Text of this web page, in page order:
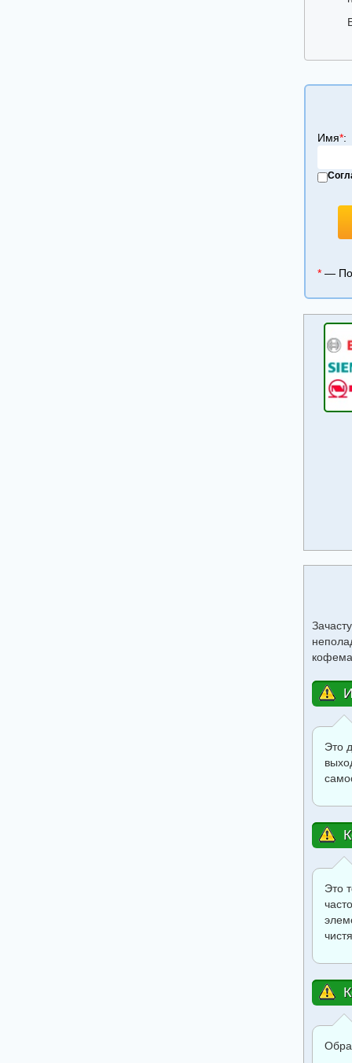
Имя*:
* —
Это
Это